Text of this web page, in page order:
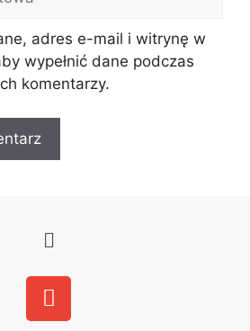
adres e-mail i witrynę w
wypełnić dane podczas
komentarzy.